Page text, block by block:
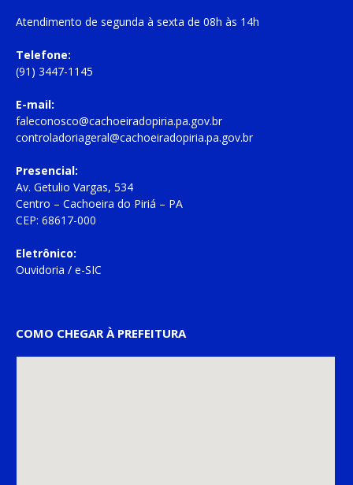
Atendimento de segunda à sexta de 08h às 14h
Telefone:
(91) 3447-1145
E-mail:
faleconosco@cachoeiradopiria.pa.gov.br
controladoriageral@cachoeiradopiria.pa.gov.br
Presencial:
Av. Getulio Vargas, 534
Centro – Cachoeira do Piriá – PA
CEP: 68617-000
Eletrônico:
Ouvidoria / e-SIC
COMO CHEGAR À PREFEITURA